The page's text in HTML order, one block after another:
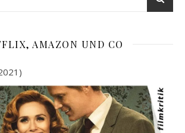
AMAZON UND CO